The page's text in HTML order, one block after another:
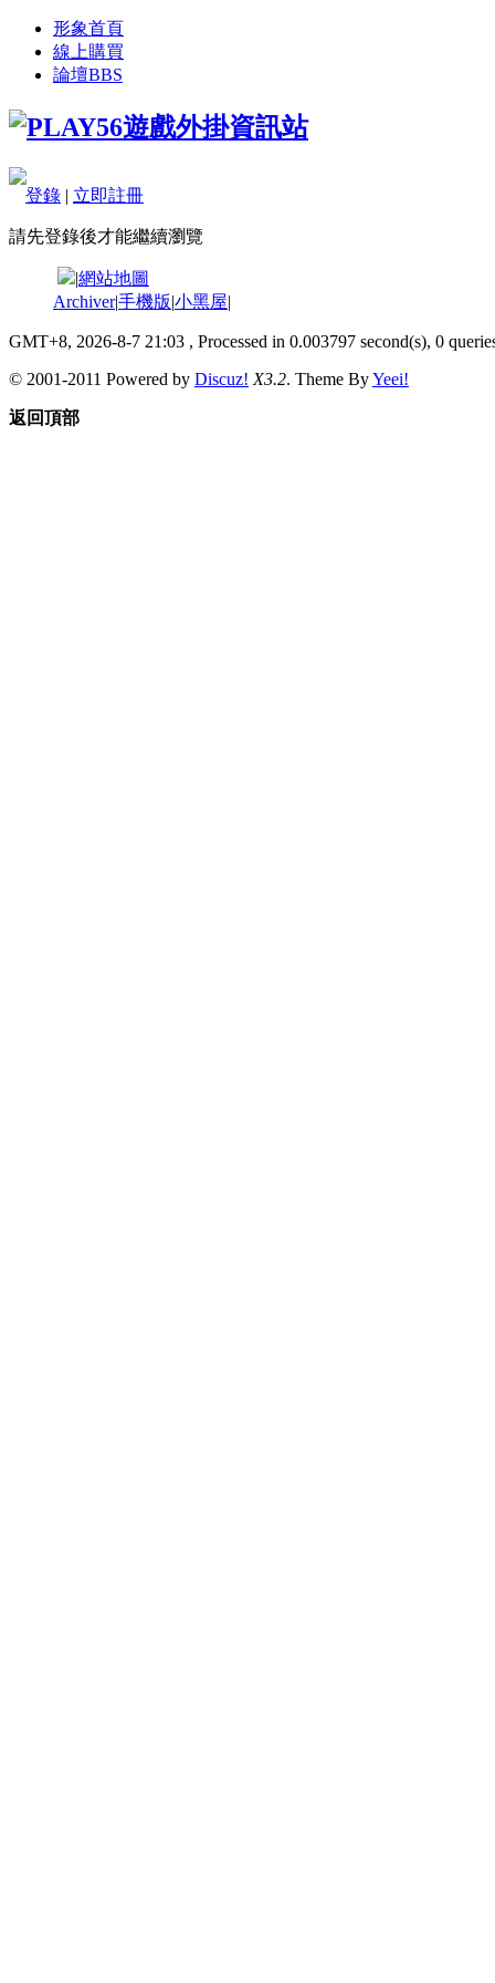
形象首頁
線上購買
論壇BBS
登錄 | 立即註冊
請先登錄後才能繼續瀏覽
|網站地圖
Archiver|手機版|小黑屋|
GMT+8, 2026-8-7 21:03 , Processed in 0.003797 second(s), 0
© 2001-2011 Powered by Discuz! X3.2. Theme ByYeei!
返回頂部